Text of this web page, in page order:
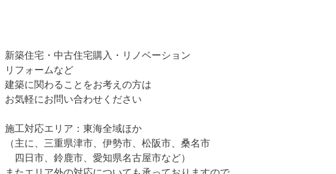
新築住宅・中古住宅購入・リノベーション
リフォームなど
建築に関わることをお考えの方は
お気軽にお問い合わせください
施工対応エリア：東海全域ほか
（主に、三重県津市、伊勢市、松阪市、桑名市
四日市、鈴鹿市、愛知県名古屋市など）